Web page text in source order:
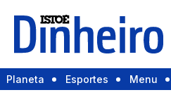
Planeta Esportes Menu